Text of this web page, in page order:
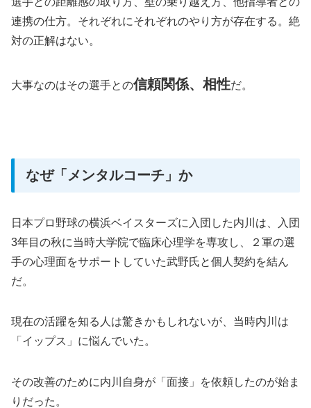
連携の仕方。それぞれにそれぞれのやり方が存在する。絶
対の正解はない。
大事なのはその選手との信頼関係、相性だ。
なぜ「メンタルコーチ」か
日本プロ野球の横浜ベイスターズに入団した内川は、入団
3年目の秋に当時大学院で臨床心理学を専攻し、２軍の選
手の心理面をサポートしていた武野氏と個人契約を結ん
だ。
現在の活躍を知る人は驚きかもしれないが、当時内川は
「イップス」に悩んでいた。
その改善のために内川自身が「面接」を依頼したのが始ま
りだった。